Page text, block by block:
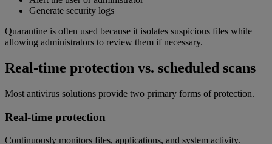
Generate security logs
Quarantine is often used because it isolates suspicious files while
allowing administrators to review them if necessary.
Real-time protection vs. scheduled scans
Most antivirus solutions provide two primary forms of protection.
Real-time protection
Continuously monitors files, applications, and system activity.